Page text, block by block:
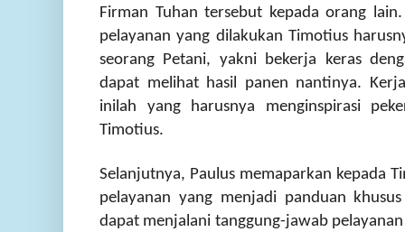
Firman Tuhan tersebut kepada orang
pelayanan yang dilakukan Timotius
seorang Petani, yakni bekerja keras
dapat melihat hasil panen nantinya.
inilah yang harusnya menginspirasi
Timotius.
Selanjutnya, Paulus memaparkan kepada
pelayanan yang menjadi panduan
dapat menjalani tanggung-jawab